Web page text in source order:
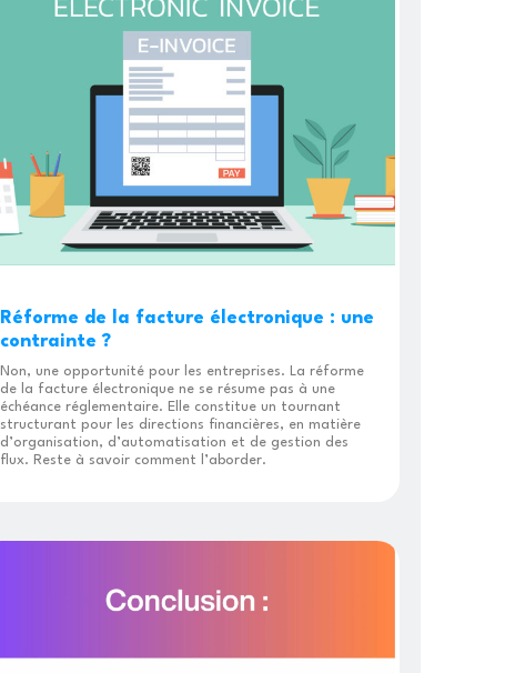
Réforme de la facture électronique : une
contrainte ?
Non, une opportunité pour les entreprises. La réforme
de la facture électronique ne se résume pas à une
échéance réglementaire. Elle constitue un tournant
structurant pour les directions financières, en matière
d’organisation, d’automatisation et de gestion des
flux. Reste à savoir comment l’aborder.